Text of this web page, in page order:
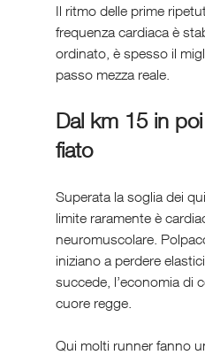
Il ritmo delle prime
frequenza cardiaca è
ordinato, è spesso il
passo mezza reale.
Dal km 15 in
fiato
Superata la soglia dei
limite raramente è
neuromuscolare.
iniziano a perdere
succede, l’economia di
cuore regge.
Qui molti runner fanno